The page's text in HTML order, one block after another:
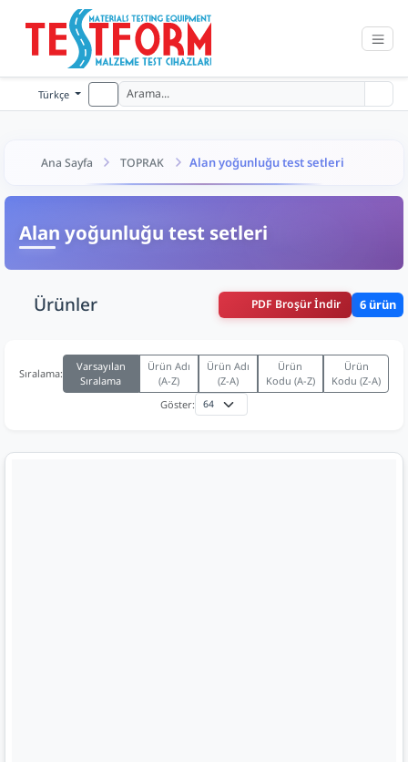
Türkçe
Ana Sayfa TOPRAK Alan yoğunluğu test setleri
Alan yoğunluğu test setleri
Ürünler PDF Broşür İndir 6 ürün
Sıralama:
Varsayılan
Sıralama
Ürün Adı
(A-Z)
Ürün Adı
(Z-A)
Ürün
Kodu (A-Z)
Ürün
Kodu (Z-A)
Göster: